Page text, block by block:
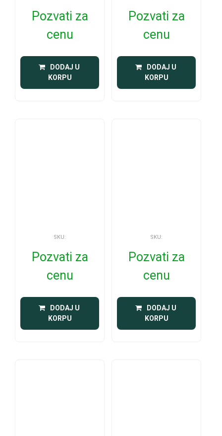
Pozvati za
cenu
DODAJ U
KORPU
Pozvati za
cenu
DODAJ U
KORPU
SKU:
Pozvati za
cenu
DODAJ U
KORPU
SKU:
Pozvati za
cenu
DODAJ U
KORPU